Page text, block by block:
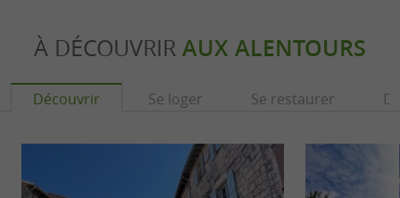
À DÉCOUVRIR AUX ALENTOURS
Découvrir Se loger Se restaurer